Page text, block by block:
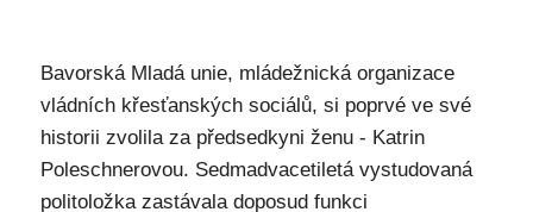
Bavorská Mladá unie, mládežnická organizace
vládních křesťanských sociálů, si poprvé ve své
historii zvolila za předsedkyni ženu - Katrin
Poleschnerovou. Sedmadvacetiletá vystudovaná
politoložka zastávala doposud funkci